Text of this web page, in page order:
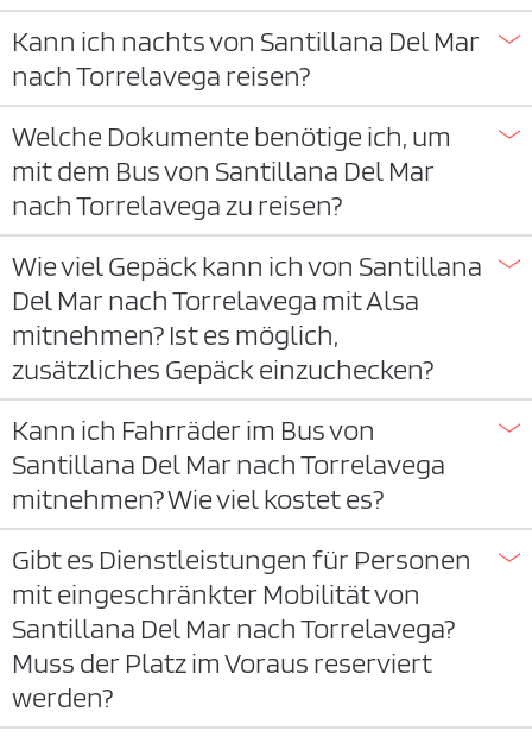
Kann ich nachts von Santillana Del Mar
nach Torrelavega reisen?
Welche Dokumente benötige ich, um
mit dem Bus von Santillana Del Mar
nach Torrelavega zu reisen?
Wie viel Gepäck kann ich von Santillana
Del Mar nach Torrelavega mit Alsa
mitnehmen? Ist es möglich,
zusätzliches Gepäck einzuchecken?
Kann ich Fahrräder im Bus von
Santillana Del Mar nach Torrelavega
mitnehmen? Wie viel kostet es?
Gibt es Dienstleistungen für Personen
mit eingeschränkter Mobilität von
Santillana Del Mar nach Torrelavega?
Muss der Platz im Voraus reserviert
werden?